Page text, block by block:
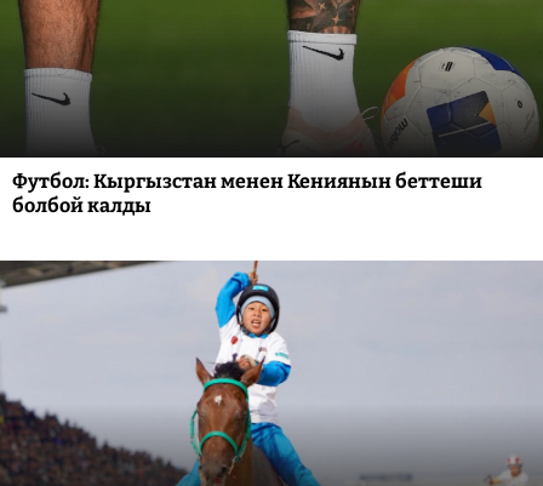
Футбол: Кыргызстан менен Кениянын беттеши
болбой калды